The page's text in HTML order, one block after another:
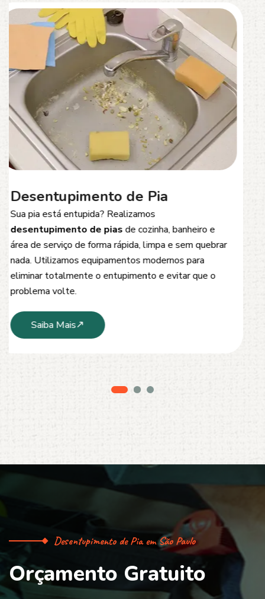
Desentupimento de Esgoto
Problemas comentupimento de esgoto
Oferecemos soluções rápidas e eficientes para
desobstrução de redes de esgoto, caixas de
inspeção e tubulações. Utilizamos equipamentos
modernos e técnicas seguras que garantem um
serviço limpo, ágil e sem danos à estrutura.
Saiba Mais
Desentupimento de Pia em São Paulo
Orçamento Gratuito